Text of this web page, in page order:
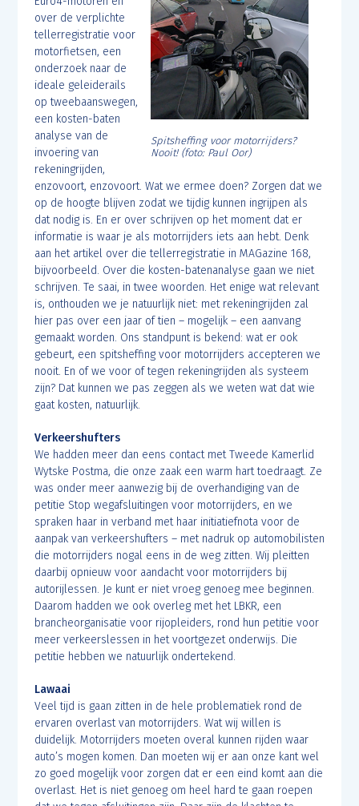
Spitsheffing voor motorrijders?
Nooit! (foto: Paul Oor)
over de verplichte
tellerregistratie voor
motorfietsen, een
onderzoek naar de
ideale geleiderails
op tweebaanswegen,
een kosten-baten
analyse van de
invoering van
rekeningrijden,
enzovoort, enzovoort. Wat we ermee doen? Zorgen dat we
op de hoogte blijven zodat we tijdig kunnen ingrijpen als
dat nodig is. En er over schrijven op het moment dat er
informatie is waar je als motorrijders iets aan hebt. Denk
aan het artikel over die tellerregistratie in MAGazine 168,
bijvoorbeeld. Over die kosten-batenanalyse gaan we niet
schrijven. Te saai, in twee woorden. Het enige wat relevant
is, onthouden we je natuurlijk niet: met rekeningrijden zal
hier pas over een jaar of tien – mogelijk – een aanvang
gemaakt worden. Ons standpunt is bekend: wat er ook
gebeurt, een spitsheffing voor motorrijders accepteren we
nooit. En of we voor of tegen rekeningrijden als systeem
zijn? Dat kunnen we pas zeggen als we weten wat dat wie
gaat kosten, natuurlijk.
Verkeershufters
We hadden meer dan eens contact met Tweede Kamerlid
Wytske Postma, die onze zaak een warm hart toedraagt. Ze
was onder meer aanwezig bij de overhandiging van de
petitie Stop wegafsluitingen voor motorrijders, en we
spraken haar in verband met haar initiatiefnota voor de
aanpak van verkeershufters – met nadruk op automobilisten
die motorrijders nogal eens in de weg zitten. Wij pleitten
daarbij opnieuw voor aandacht voor motorrijders bij
autorijlessen. Je kunt er niet vroeg genoeg mee beginnen.
Daarom hadden we ook overleg met het LBKR, een
brancheorganisatie voor rijopleiders, rond hun petitie voor
meer verkeerslessen in het voortgezet onderwijs. Die
petitie hebben we natuurlijk ondertekend.
Lawaai
Veel tijd is gaan zitten in de hele problematiek rond de
ervaren overlast van motorrijders. Wat wij willen is
duidelijk. Motorrijders moeten overal kunnen rijden waar
auto’s mogen komen. Dan moeten wij er aan onze kant wel
zo goed mogelijk voor zorgen dat er een eind komt aan die
overlast. Het is niet genoeg om heel hard te gaan roepen